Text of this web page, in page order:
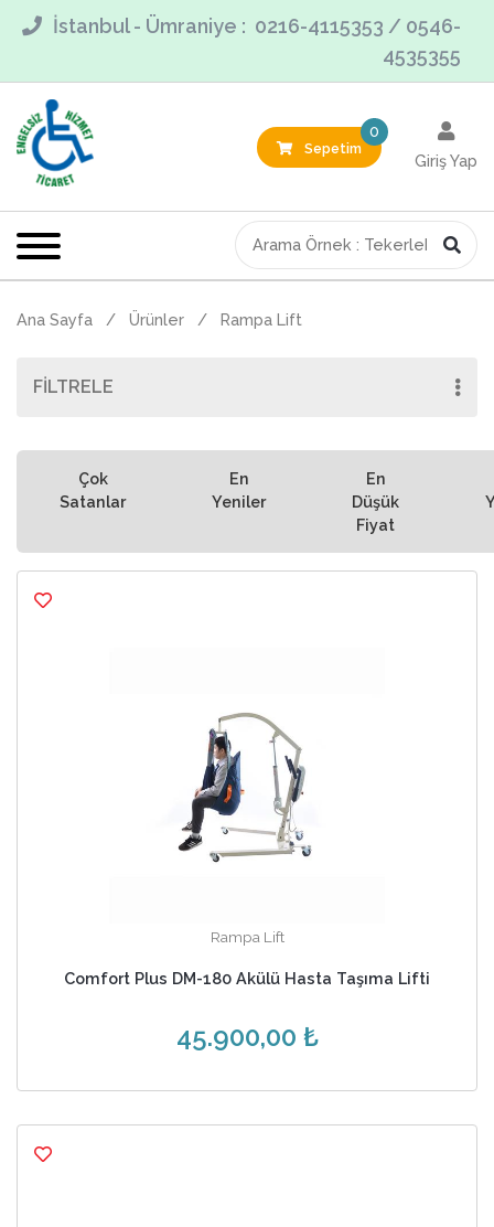
İstanbul - Ümraniye : 0216-4115353 / 0546-
4535355
0
Sepetim
Giriş Yap
Ana Sayfa / Ürünler / Rampa Lift
FİLTRELE
Çok
Satanlar
En
Yeniler
En
Düşük
Fiyat
Rampa Lift
Comfort Plus DM-180 Akülü Hasta Taşıma Lifti
45.900,00 ₺